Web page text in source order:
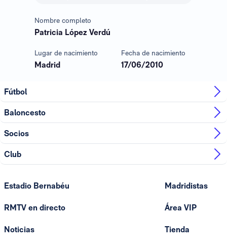
Nombre completo
Patricia López Verdú
Lugar de nacimiento
Madrid
Fecha de nacimiento
17/06/2010
Fútbol
Baloncesto
Socios
Club
Estadio Bernabéu
RMTV en directo
Noticias
Madridistas
Área VIP
Tienda